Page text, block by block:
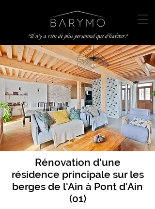
"Il n'y a rien de plus personnel que d'habiter."
Rénovation d'une
résidence principale sur les
berges de l'Ain à Pont d'Ain
(01)